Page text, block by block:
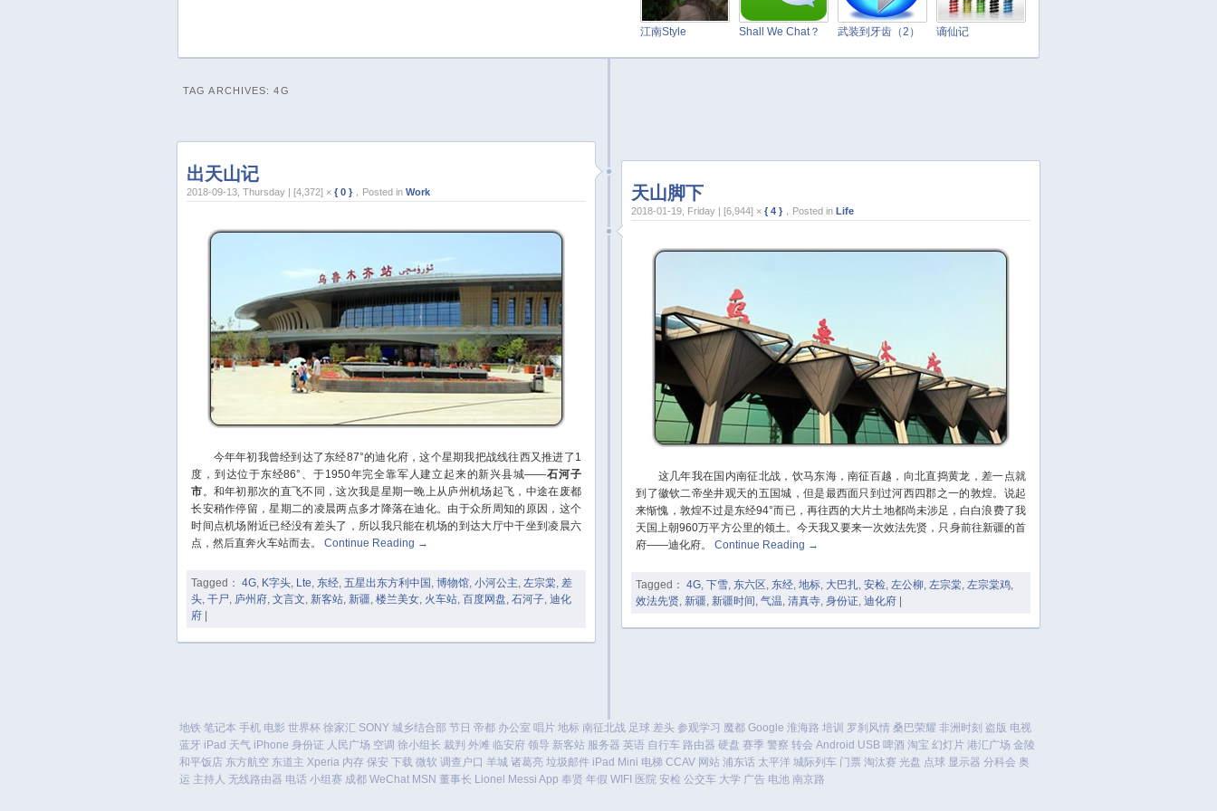
江南Style Shall We Chat？ 武装到牙齿（2） 谪仙记
TAG ARCHIVES:4G
出天山记
2018-09-13, Thursday | [4,372] × { 0 } ，Posted in Work
今年年初我曾经到达了东经87°的迪化府，这个星期我把战线往西又推进了1
度，到达位于东经86°、于1950年完全靠军人建立起来的新兴县城——石河子
市。和年初那次的直飞不同，这次我是星期一晚上从庐州机场起飞，中途在废都
长安稍作停留，星期二的凌晨两点多才降落在迪化。由于众所周知的原因，这个
时间点机场附近已经没有差头了，所以我只能在机场的到达大厅中干坐到凌晨六
点，然后直奔火车站而去。
Continue Reading →
Tagged： 4G K字头 Lte 东经 五星出东方利中国 博物馆 小河公主 左宗棠 差
头 干尸 庐州府 文言文 新客站 新疆 楼兰美女 火车站 百度网盘 石河子 迪化
府 |
天山脚下
2018-01-19, Friday | [6,944] × { 4 } ，Posted in Life
这几年我在国内南征北战，饮马东海，南征百越，向北直捣黄龙，差一点就
到了徽钦二帝坐井观天的五国城，但是最西面只到过河西四郡之一的敦煌。说起
来惭愧，敦煌不过是东经94°而已，再往西的大片土地都尚未涉足，白白浪费了我
天国上朝960万平方公里的领土。今天我又要来一次效法先贤，只身前往新疆的首
府——迪化府。
Continue Reading →
Tagged： 4G 下雪 东六区 东经 地标 大巴扎 安检 左公柳 左宗棠 左宗棠鸡
效法先贤 新疆 新疆时间 气温 清真寺 身份证 迪化府 |
地铁 笔记本 手机 电影 世界杯 徐家汇 SONY 城乡结合部 节日 帝都 办公室 唱片 地标 南征北战 足球 差头 参观学习 魔都 Google 淮海路 培训 罗刹风情 桑巴荣耀 非洲时刻 盗版 电视
蓝牙 iPad 天气 iPhone 身份证 人民广场 空调 徐小组长 裁判 外滩 临安府 领导 新客站 服务器 英语 自行车 路由器 硬盘 赛季 警察 转会 Android USB 啤酒 淘宝 幻灯片 港汇广场 金陵
和平饭店 东方航空 东道主 Xperia 内存 保安 下载 微软 调查户口 羊城 诸葛亮 垃圾邮件 iPad Mini 电梯 CCAV 网站 浦东话 太平洋 城际列车 门票 淘汰赛 光盘 点球 显示器 分科会 奥
运 主持人 无线路由器 电话 小组赛 成都 WeChat MSN 董事长 Lionel Messi App 奉贤 年假 WIFI 医院 安检 公交车 大学 广告 电池 南京路